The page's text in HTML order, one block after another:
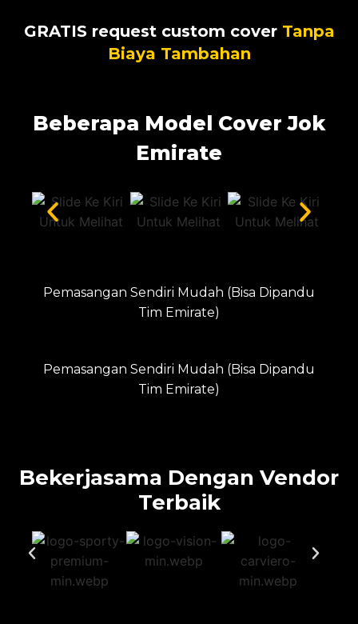
GRATIS request custom cover Tanpa
Biaya Tambahan
Beberapa Model Cover Jok
Emirate
Pemasangan Sendiri Mudah (Bisa Dipandu
Tim Emirate)
Pemasangan Sendiri Mudah (Bisa Dipandu
Tim Emirate)
Bekerjasama Dengan Vendor
Terbaik